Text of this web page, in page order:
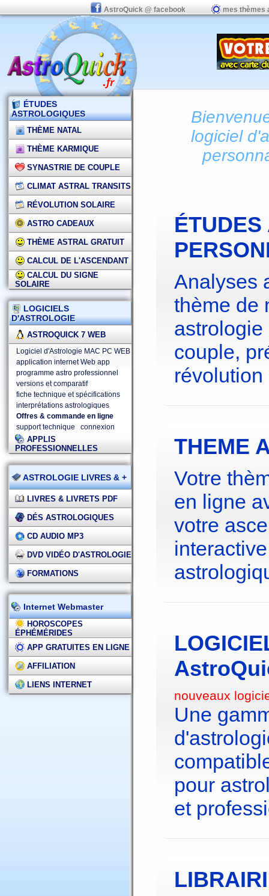
AstroQuick @ facebook mes thèmes
ÉTUDES
ASTROLOGIQUES
THÈME NATAL
THÈME KARMIQUE
SYNASTRIE DE COUPLE
CLIMAT ASTRAL TRANSITS
RÉVOLUTION SOLAIRE
ASTRO CADEAUX
THÈME ASTRAL GRATUIT
CALCUL DE L'ASCENDANT
CALCUL DU SIGNE
SOLAIRE
LOGICIELS
D'ASTROLOGIE
ASTROQUICK 7 WEB
Logiciel d'Astrologie MAC PC WEB
application internet Web app
programme astro professionnel
versions et comparatif
fiche technique et spécifications
interprétations astrologiques
Offres & commande en ligne
support technique
connexion
APPLIS
PROFESSIONNELLES
ASTROLOGIE LIVRES & +
LIVRES & LIVRETS PDF
DÉS ASTROLOGIQUES
CD AUDIO MP3
DVD VIDÉO D'ASTROLOGIE
FORMATIONS
Internet Webmaster
HOROSCOPES
ÉPHÉMÉRIDES
APP GRATUITES EN LIGNE
AFFILIATION
LIENS INTERNET
logiciel
Analyses
thème de
couple,
THEME
Votre
en ligne
votre
nouveaux
Une
pour
et